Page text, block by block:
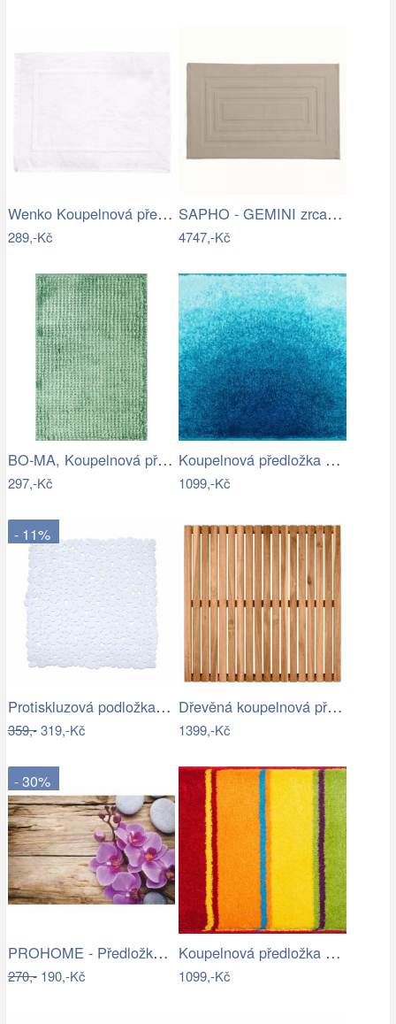
Wenko Koupelnová předložka TERRY…
289,-Kč
SAPHO - GEMINI zrcadlo s LED osvětlením…
4747,-Kč
BO-MA, Koupelnová předložka Ella micro…
297,-Kč
Koupelnová předložka SUNSHINE
1099,-Kč
- 11%
Protiskluzová podložka do sprchy…
359,-319,-Kč
Dřevěná koupelnová předložka, akatové…
1399,-Kč
- 30%
PROHOME - Předložka koupelnová 45x70cm…
270,-190,-Kč
Koupelnová předložka SUMMERTIME
1099,-Kč